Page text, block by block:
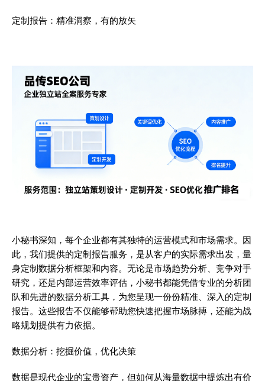
定制报告：精准洞察，有的放矢
小秘书深知，每个企业都有其独特的运营模式和市场需求。因
此，我们提供的定制报告服务，是从客户的实际需求出发，量
身定制数据分析框架和内容。无论是市场趋势分析、竞争对手
研究，还是内部运营效率评估，小秘书都能凭借专业的分析团
队和先进的数据分析工具，为您呈现一份份精准、深入的定制
报告。这些报告不仅能够帮助您快速把握市场脉搏，还能为战
略规划提供有力依据。
数据分析：挖掘价值，优化决策
数据是现代企业的宝贵资产，但如何从海量数据中提炼出有价